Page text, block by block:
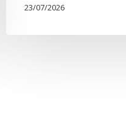
23/07/2026